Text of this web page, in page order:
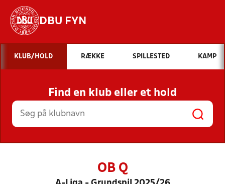
DBU FYN
Hvad vil du søge efter?
INDHOLD OG NYHEDER
STILLINGER, RESULTATER, KLUBBER OG
HOLD
KLUB/HOLD RÆKKE SPILLESTED KAMP
Find en klub eller et hold
OB Q